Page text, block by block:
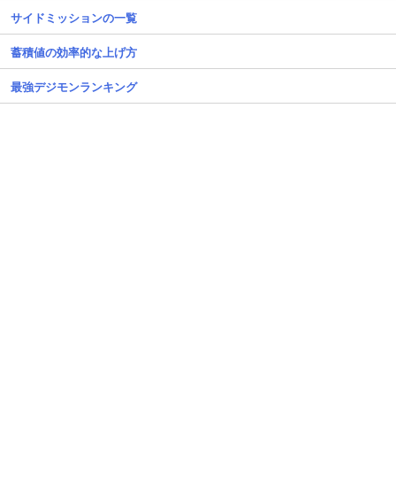
サイドミッションの一覧
蓄積値の効率的な上げ方
最強デジモンランキング